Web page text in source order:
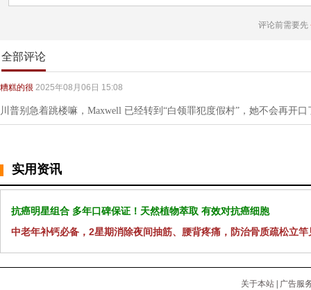
评论前需要先
全部评论
糟糕的很 2025年08月06日 15:08
川普别急着跳楼嘛，Maxwell 已经转到“白领罪犯度假村”，她不会再开口
实用资讯
抗癌明星组合 多年口碑保证！天然植物萃取 有效对抗癌细胞
中老年补钙必备，2星期消除夜间抽筋、腰背疼痛，防治骨质疏松立竿
关于本站
广告服